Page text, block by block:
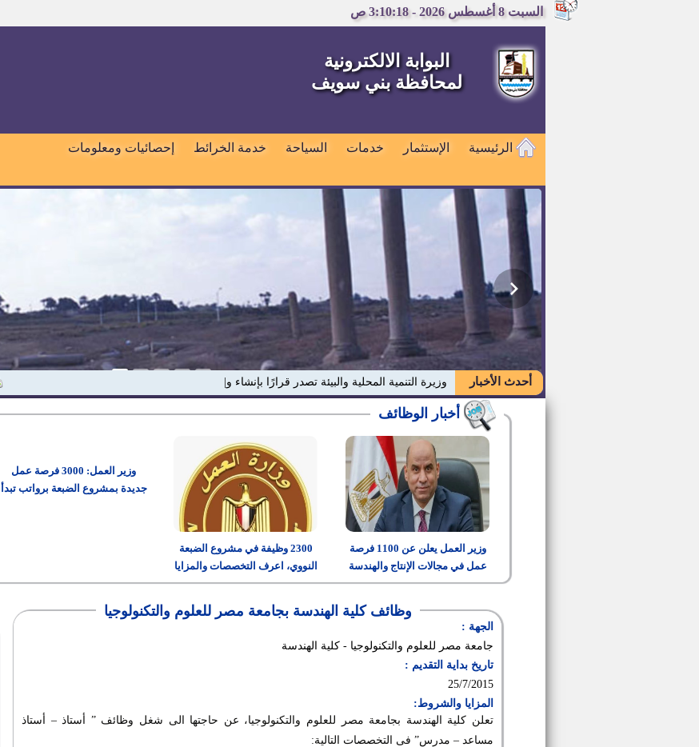
السبت 8 أغسطس 2026 - 3:10:19 ص
البوابة الالكترونية
لمحافظة بني سويف
الرئيسية الإستثمار خدمات السياحة خدمة الخرائط إحصائيات ومعلومات
أحدث الأخبار وزيرة التنمية المحلية والبيئة تصدر قرارًا بإنشاء وحدة "الاستدا|
وزير العمل يعلن عن 1100 فرصة
عمل في مجالات الإنتاج والهندسة
والتشغيل
2300 وظيفة في مشروع الضبعة
النووي، اعرف التخصصات والمزايا
وطريقة التقديم
وزير العمل: 3000 فرصة عمل
جديدة بمشروع الضبعة برواتب تبدأ
وظائف كلية الهندسة بجامعة مصر للعلوم والتكنولوجيا
الجهة :
جامعة مصر للعلوم والتكنولوجيا - كلية الهندسة
تاريخ بداية التقديم :
25/7/2015
المزايا والشروط:
تعلن كلية الهندسة بجامعة مصر للعلوم والتكنولوجيا، عن حاجتها الى شغل وظائف ” أستاذ – أستاذ
مساعد – مدرس” فى التخصصات التالية: